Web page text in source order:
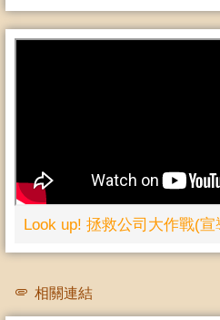
Look up! 拯救公司大作戰(宣
相關連結